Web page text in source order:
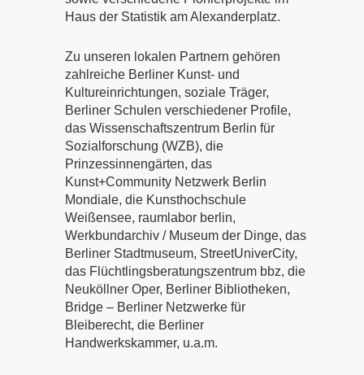
Haus der Statistik am Alexanderplatz.
Zu unseren lokalen Partnern gehören
zahlreiche Berliner Kunst- und
Kultureinrichtungen, soziale Träger,
Berliner Schulen verschiedener Profile,
das Wissenschaftszentrum Berlin für
Sozialforschung (WZB), die
Prinzessinnengärten, das
Kunst+Community Netzwerk Berlin
Mondiale, die Kunsthochschule
Weißensee, raumlabor berlin,
Werkbundarchiv / Museum der Dinge, das
Berliner Stadtmuseum, StreetUniverCity,
das Flüchtlingsberatungszentrum bbz, die
Neuköllner Oper, Berliner Bibliotheken,
Bridge – Berliner Netzwerke für
Bleiberecht, die Berliner
Handwerkskammer, u.a.m.